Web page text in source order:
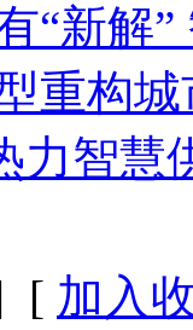
“新解
重构
力智慧
[ 加入